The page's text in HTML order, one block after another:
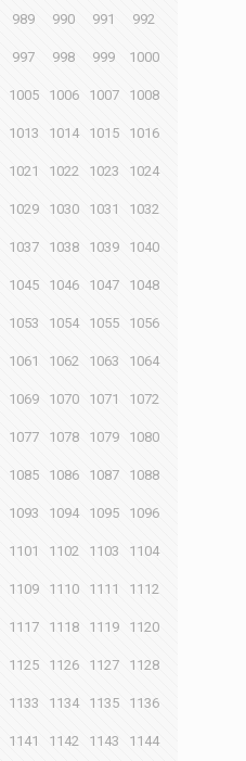
989 990 991 992
997 998 999 1000
1005 1006 1007 1008
1013 1014 1015 1016
1021 1022 1023 1024
1029 1030 1031 1032
1037 1038 1039 1040
1045 1046 1047 1048
1053 1054 1055 1056
1061 1062 1063 1064
1069 1070 1071 1072
1077 1078 1079 1080
1085 1086 1087 1088
1093 1094 1095 1096
1101 1102 1103 1104
1109 1110 1111 1112
1117 1118 1119 1120
1125 1126 1127 1128
1133 1134 1135 1136
1141 1142 1143 1144